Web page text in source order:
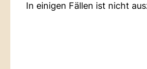
In einigen Fällen ist nicht